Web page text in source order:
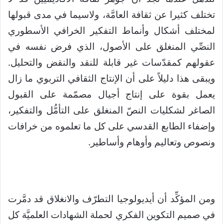
تختلف كثيرا عن ثقافة العامَّة، ولاسيما في مدى قبولها
لمختلف أشكال وأنماط التفكير الخرافي الأسطوري
النصِّي المنغلق على الأصول، الذي فرض نفسه في
عقولهم كمقدّسات غير قابلة للنقد والنقض والتحليل.
ويبقى هذا دليلاً على أن الإنتاج الثقافي التربوي ما زال
يعمل بقوة على إنتاج أجيال مصمّمة على القبول
الصاغر لشكليات النصّ المنغلق على التأمُّل والتفكير،
وإضفاء الطابع القدسي على كل ما تعلموه من خرافات
ونصوص وتعاليم وأوهام وأساطير.
ومن المؤكِّد أن أيديولوجيا التطرّف والانغلاق قد دمَّرت
في صميم التكوين الفكري لحملة الشهادات العلميَّة كل